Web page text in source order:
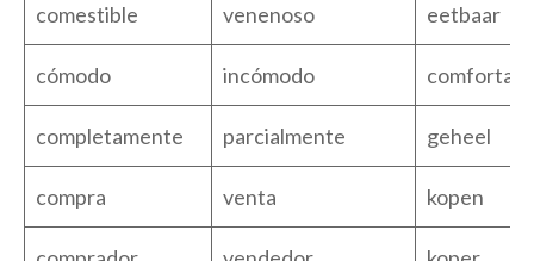
comestible venenoso eetbaar
cómodo incómodo
completamente parcialmente geheel
compra venta kopen